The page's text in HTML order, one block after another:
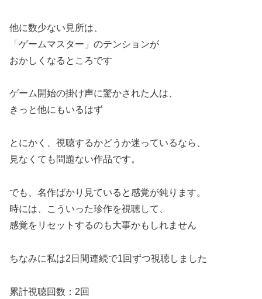
他に数少ない見所は、
「ゲームマスター」のテンションが
おかしくなるところです
ゲーム開始の掛け声に驚かされた人は、
きっと他にもいるはず
とにかく、視聴するかどうか迷っているなら、
見なくても問題ない作品です。
でも、名作ばかり見ていると感覚が鈍ります。
時には、こういった珍作を視聴して、
感覚をリセットするのも大事かもしれません
ちなみに私は2日間連続で1回ずつ視聴しました
累計視聴回数：2回